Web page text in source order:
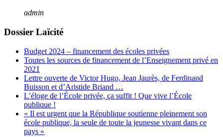
admin
Dossier Laïcité
Budget 2024 – financement des écoles privées
Toutes les sources de financement de l’Enseignement privé en
2021
Lettre ouverte de Victor Hugo, Jean Jaurès, de Ferdinand
Buisson et d’Aristide Briand …
L’éloge de l’École privée, ça suffit ! Que vive l’École
publique !
« Il est urgent que la République soutienne pleinement son
école publique, la seule de toute la jeunesse vivant dans ce
pays »